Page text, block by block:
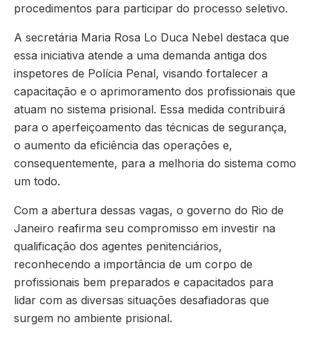
procedimentos para participar do processo seletivo.
A secretária Maria Rosa Lo Duca Nebel destaca que
essa iniciativa atende a uma demanda antiga dos
inspetores de Polícia Penal, visando fortalecer a
capacitação e o aprimoramento dos profissionais que
atuam no sistema prisional. Essa medida contribuirá
para o aperfeiçoamento das técnicas de segurança,
o aumento da eficiência das operações e,
consequentemente, para a melhoria do sistema como
um todo.
Com a abertura dessas vagas, o governo do Rio de
Janeiro reafirma seu compromisso em investir na
qualificação dos agentes penitenciários,
reconhecendo a importância de um corpo de
profissionais bem preparados e capacitados para
lidar com as diversas situações desafiadoras que
surgem no ambiente prisional.